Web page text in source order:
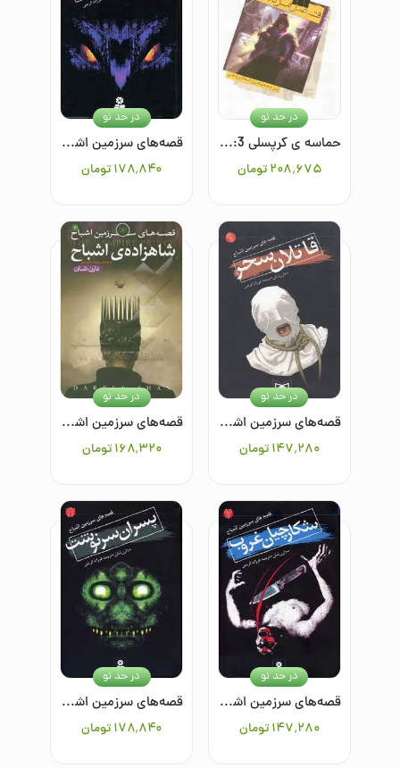
حماسه ی کرپسلی 3: قصر مردگان
۲۰۸٬۶۷۵ تومان
در حد نو
قصه‌های سرزمین اشباح 10: دریاچه ارواح
۱۷۸٬۸۴۰تومان
در حد نو
قصه‌های سرزمین اشباح 9: قاتلان سحر
۱۴۷٬۲۸۰ تومان
در حد نو
قصه‌های سرزمین اشباح 6: شاهزاده اشباح
۱۶۸٬۳۲۰ تومان
در حد نو
قصه‌های سرزمین اشباح 7: شکارچیان غروب
۱۴۷٬۲۸۰ تومان
در حد نو
قصه‌های سرزمین اشباح 12: پسران سرنوشت
۱۷۸٬۸۴۰تومان
در حد نو